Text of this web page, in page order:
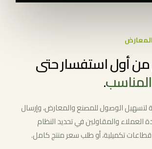
أول استفسار حتى
المناسب.
الوصول للمصنع والمعارض، وإرسال
العملاء والمقاولين في تحديد النظام
تكميلية، أو طلب سعر منتج كامل.